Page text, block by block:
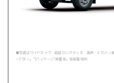
■写真はワイドキャブ・超超ロングデッキ・高床・4.55トン
＜058＞。“Sパッケージ”装着車。車型番号86